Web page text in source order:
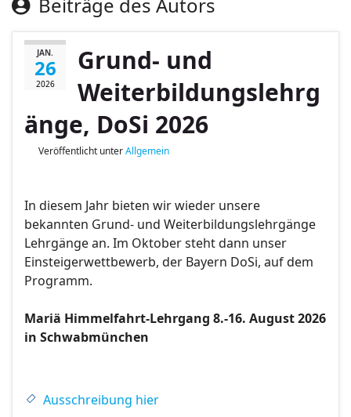
JAN.
26
2026
Grund- und
Weiterbildungslehrg
änge, DoSi 2026
Veröffentlicht unterAllgemein
In diesem Jahr bieten wir wieder unsere
bekannten Grund- und Weiterbildungslehrgänge
Lehrgänge an. Im Oktober steht dann unser
Einsteigerwettbewerb, der Bayern DoSi, auf dem
Programm.
Mariä Himmelfahrt-Lehrgang 8.-16. August 2026
in Schwabmünchen
Ausschreibung hier